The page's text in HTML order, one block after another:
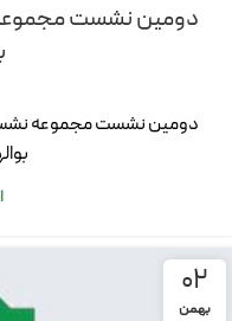
دومین نشست
دومین نشست مجموعه
02
بهمن